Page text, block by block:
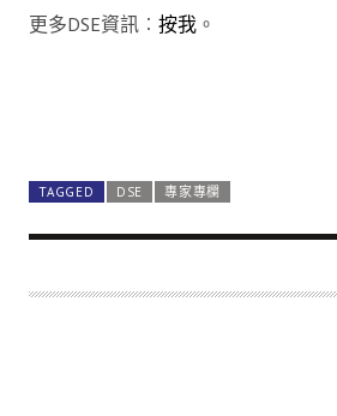
更多DSE資訊︰ 按我 。
TAGGED DSE 專家專欄